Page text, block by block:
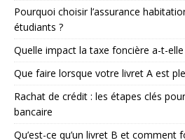
Pourquoi choisir l’assurance
étudiants ?
Quelle impact la taxe foncière a-t-
Que faire lorsque votre livret A est
Rachat de crédit : les étapes clés
bancaire
Qu’est-ce qu’un livret B et comment